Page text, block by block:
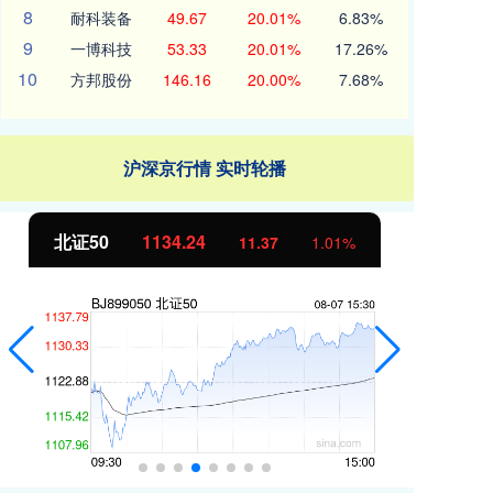
8 耐科装备 49.67 20.01% 6.83%
9 一博科技 53.33 20.01% 17.26%
10 方邦股份 146.16 20.00% 7.68%
沪深京行情 实时轮播
北证50 1134.24 11.37 1.01%